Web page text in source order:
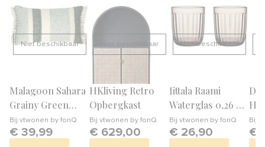
Niet beschikbaar
Malagoon Sahara
Grainy Green
Sierkussen 35 x 60
cm
Bij vtwonen by fonQ
€ 39,99
Niet beschikbaar
HKliving Retro
Opbergkast
Bij vtwonen by fonQ
€ 629,00
Niet beschikbaar
Iittala Raami
Waterglas 0,26 L
– 2 st.
Bij vtwonen by fonQ
€ 26,90
Bij
€